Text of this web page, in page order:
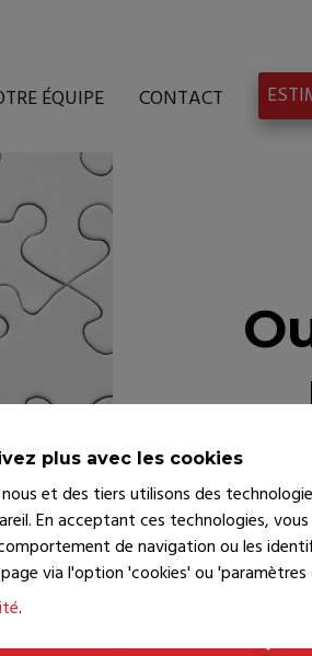
plus avec les cookies
et des tiers utilisons des
En acceptant ces technologies,
de navigation ou les
via l'option 'cookies' ou 'paramètres
.
ÉQUIPE CONTACT